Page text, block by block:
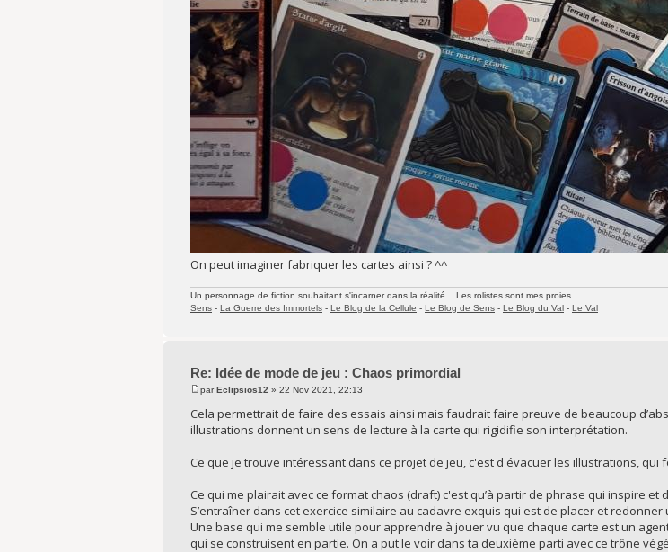
On peut imaginer fabriquer les cartes ainsi ? ^^
Un personnage de fiction souhaitant s'incarner dans la réalité... Les rolistes sont mes proies...
Sens - La Guerre des Immortels - Le Blog de la Cellule - Le Blog de Sens - Le Blog du Val - Le Val
Re: Idée de mode de jeu : Chaos primordial
parEclipsios12 » 22 Nov 2021, 22:13
Cela permettrait de faire des essais ainsi mais faudrait faire preuve de beaucoup
illustrations donnent un sens de lecture à la carte qui rigidifie son interprétation.
Ce que je trouve intéressant dans ce projet de jeu, c'est d'évacuer les illustrations,
Ce qui me plairait avec ce format chaos (draft) c'est qu’à partir de phrase qui inspire
S’entraîner dans cet exercice similaire au cadavre exquis qui est de placer et
Une base qui me semble utile pour apprendre à jouer vu que chaque carte est un
qui se construisent en partie. On a put le voir dans ta deuxième parti avec ce trône